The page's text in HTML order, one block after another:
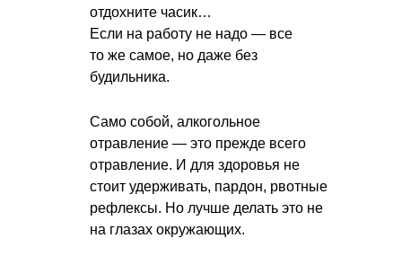
отдохните часик…
Если на работу не надо — все
то же самое, но даже без
будильника.
Само собой, алкогольное
отравление — это прежде всего
отравление. И для здоровья не
стоит удерживать, пардон, рвотные
рефлексы. Но лучше делать это не
на глазах окружающих.